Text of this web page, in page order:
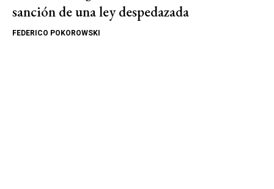
sanción de una ley despedazada
FEDERICO POKOROWSKI